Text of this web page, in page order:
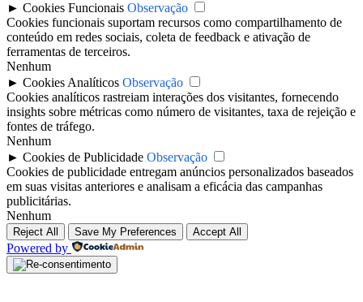
► Cookies Funcionais Observação
Cookies funcionais suportam recursos como compartilhamento de
conteúdo em redes sociais, coleta de feedback e ativação de
ferramentas de terceiros.
Nenhum
► Cookies Analíticos Observação
Cookies analíticos rastreiam interações dos visitantes, fornecendo
insights sobre métricas como número de visitantes, taxa de rejeição e
fontes de tráfego.
Nenhum
► Cookies de Publicidade Observação
Cookies de publicidade entregam anúncios personalizados baseados
em suas visitas anteriores e analisam a eficácia das campanhas
publicitárias.
Nenhum
Reject All Save My Preferences Accept All
Powered by